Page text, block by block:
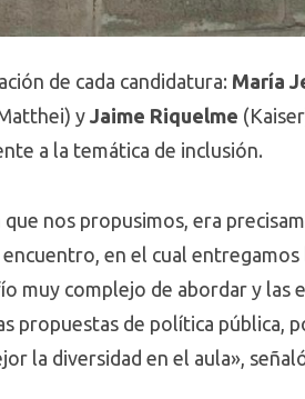
de cada candidatura: María
y Jaime Riquelme
a la temática de inclusión.
nos propusimos, era
en el cual
muy complejo de abordar y las
propuestas de política pública,
la diversidad en el aula»,